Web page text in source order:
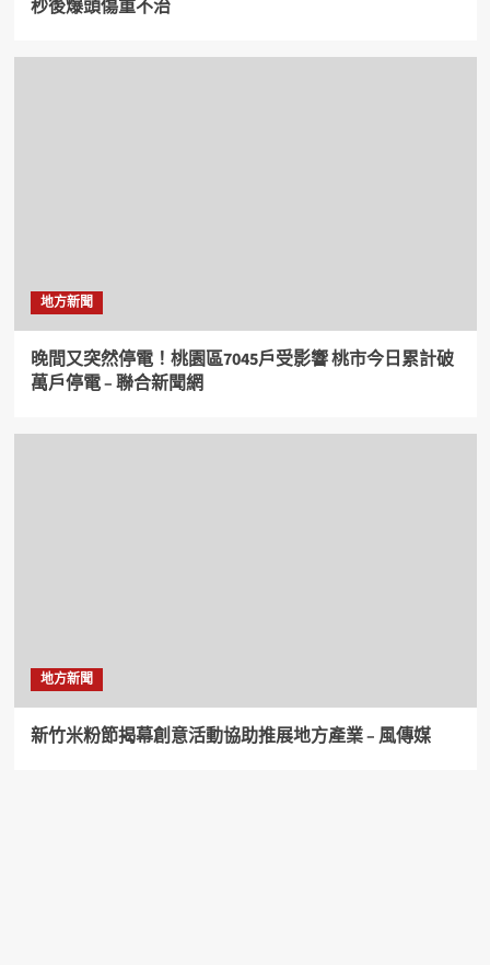
秒後爆頭傷重不治
地方新聞
晚間又突然停電！桃園區7045戶受影響 桃市今日累計破
萬戶停電 – 聯合新聞網
地方新聞
新竹米粉節揭幕創意活動協助推展地方產業 – 風傳媒